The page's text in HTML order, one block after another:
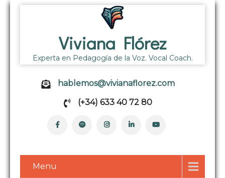
Viviana Flórez
Experta en Pedagogía de la Voz. Vocal Coach.
hablemos@vivianaflorez.com
(+34) 633 40 72 80
Menu